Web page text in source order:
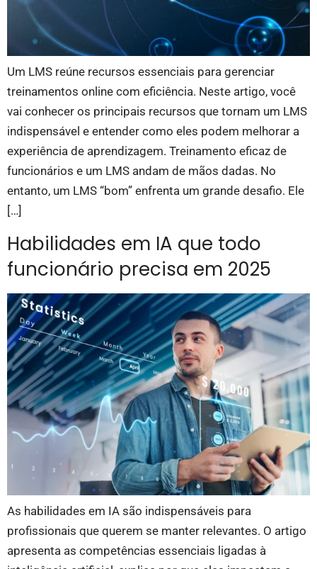
Um LMS reúne recursos essenciais para gerenciar
treinamentos online com eficiência. Neste artigo, você
vai conhecer os principais recursos que tornam um LMS
indispensável e entender como eles podem melhorar a
experiência de aprendizagem. Treinamento eficaz de
funcionários e um LMS andam de mãos dadas. No
entanto, um LMS “bom” enfrenta um grande desafio. Ele
[…]
Habilidades em IA que todo
funcionário precisa em 2025
As habilidades em IA são indispensáveis para
profissionais que querem se manter relevantes. O artigo
apresenta as competências essenciais ligadas à